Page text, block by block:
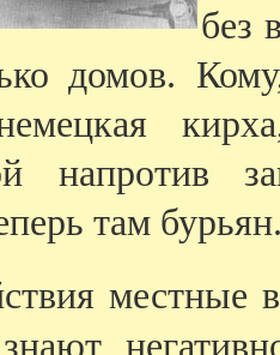
без
домов.
напротив
там
местные